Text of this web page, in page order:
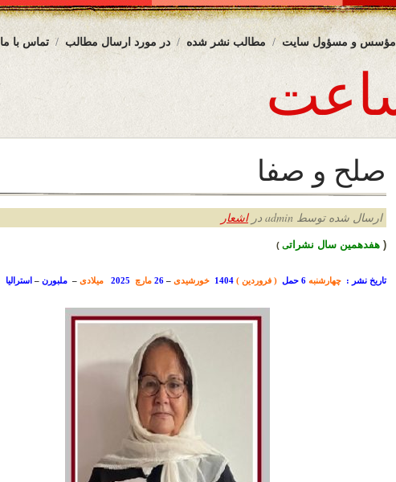
تماس با ما در مورد ارسال مطالب مطالب نشر شده مؤسس و مسؤول سایت
صلح و صفا
ارسال شده توسط admin در اشعار
( هفدهمین سال نشراتی )
تاریخ نشر : چهارشنبه 6 حمل ( فروردین ) 1404 خورشیدی –
26 مارچ 2025 میلادی – ملبورن – استرالیا